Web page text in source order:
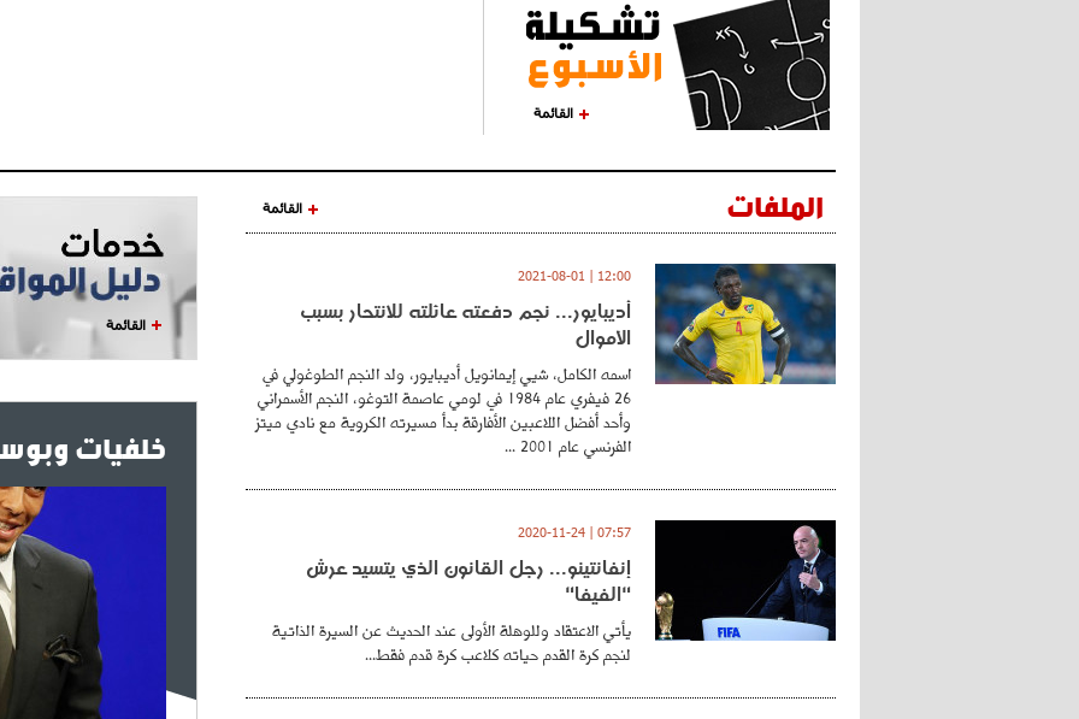
القائمة
الملفات القائمة
12:00 | 2021-08-01
أديبايور... نجم دفعته عائلته للانتحار بسبب
الأموال
اسمه الكامل، شيي إيمانويل أديبايور، ولد النجم الطوغولي في
26 فيفري عام 1984 في لومي عاصمة التوغو، النجم الأسمراني
وأحد أفضل اللاعبين الأفارقة بدأ مسيرته الكروية مع نادي ميتز
الفرنسي عام 2001 ...
07:57 | 2020-11-24
إنفانتينو... رجل القانون الذي يتسيد عرش
"الفيفا"
يأتي الاعتقاد وللوهلة الأولى عند الحديث عن السيرة الذاتية
لنجم كرة القدم حياته كلاعب كرة قدم فقط...
القائمة
خلفيات